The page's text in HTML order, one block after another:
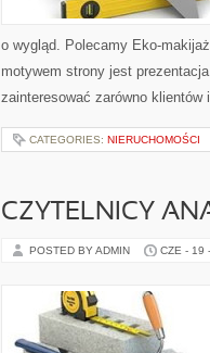
o wygląd. Polecamy Eko-
motywem strony jest
zainteresować zarówno
CATEGORIES: NIERUCHOMOŚCI
CZYTELNICY
POSTED BY ADMIN CZE - 19